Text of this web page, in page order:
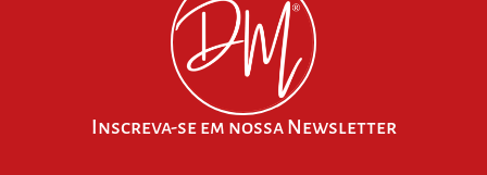
Inscreva-se em nossa Newsletter